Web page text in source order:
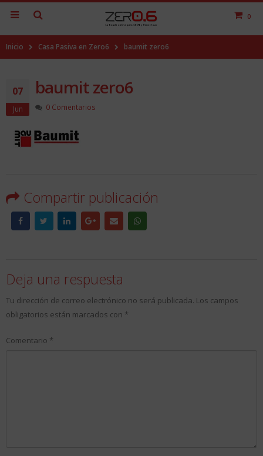
0
Inicio Casa Pasiva en Zero6 baumit zero6
07
Jun
baumit zero6
0 Comentarios
Compartir publicación
Deja una respuesta
Tu dirección de correo electrónico no será publicada. Los campos
obligatorios están marcados con *
Comentario *